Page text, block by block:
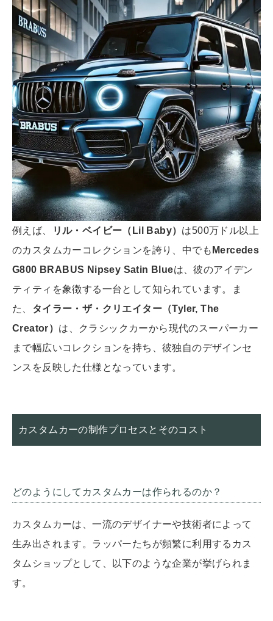
例えば、 リル・ベイビー（Lil Baby） は500万ドル以上
のカスタムカーコレクションを誇り、中でも Mercedes
G800 BRABUS Nipsey Satin Blueは、彼のアイデン
ティティを象徴する一台として知られています。ま
た、 タイラー・ザ・クリエイター（Tyler, The
Creator） は、クラシックカーから現代のスーパーカー
まで幅広いコレクションを持ち、彼独自のデザインセ
ンスを反映した仕様となっています。
カスタムカーの制作プロセスとそのコスト
どのようにしてカスタムカーは作られるのか？
カスタムカーは、一流のデザイナーや技術者によって
生み出されます。ラッパーたちが頻繁に利用するカス
タムショップとして、以下のような企業が挙げられま
す。